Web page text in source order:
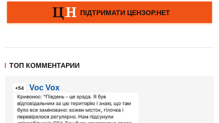
ТОП КОММЕНТАРИИ
+54 Voc Vox